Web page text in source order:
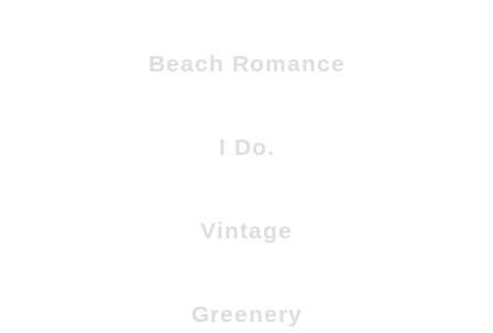
Beach Romance
I Do.
Vintage
Greenery